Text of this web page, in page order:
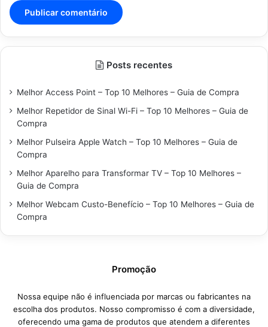
Posts recentes
Melhor Access Point – Top 10 Melhores – Guia de Compra
Melhor Repetidor de Sinal Wi-Fi – Top 10 Melhores – Guia de
Compra
Melhor Pulseira Apple Watch – Top 10 Melhores – Guia de
Compra
Melhor Aparelho para Transformar TV – Top 10 Melhores –
Guia de Compra
Melhor Webcam Custo-Benefício – Top 10 Melhores – Guia de
Compra
Promoção
Nossa equipe não é influenciada por marcas ou fabricantes na
escolha dos produtos. Nosso compromisso é com a diversidade,
oferecendo uma gama de produtos que atendem a diferentes